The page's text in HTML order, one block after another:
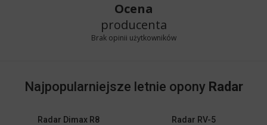
Ocena
producenta
Brak opinii użytkowników
Najpopularniejsze letnie opony Radar
Radar Dimax R8 Radar RV-5